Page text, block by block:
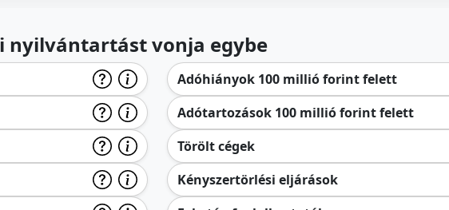
nyilvántartást vonja egybe
Adóhiányok 100 millió forint felett
Adótartozások 100 millió forint felett
Törölt cégek
Kényszertörlési eljárások